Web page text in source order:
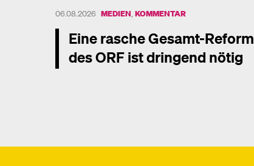
06.08.2026 MEDIEN KOMMENTAR
Eine rasche Gesamt-Reform
des ORF ist dringend nötig